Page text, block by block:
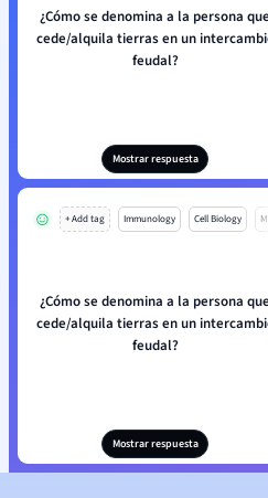
¿Cómo se denomina a la persona que
cede/alquila tierras en un
feudal?
Mostrar respuesta
+ Add tag Immunology Cell Biology
¿Cómo se denomina a la persona que
cede/alquila tierras en un
feudal?
Mostrar respuesta